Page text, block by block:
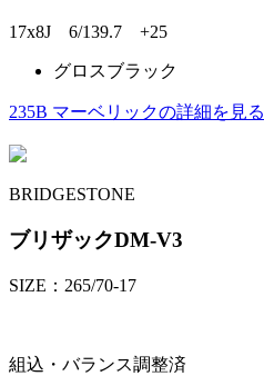
17x8J 6/139.7 +25
グロスブラック
235B マーベリックの詳細を見る
BRIDGESTONE
ブリザックDM-V3
SIZE：265/70-17
組込・バランス調整済